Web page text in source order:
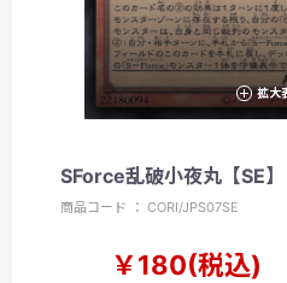
拡大
SForce乱破小夜丸【SE
商品コード ： CORI/JPS07SE
￥180(税込)